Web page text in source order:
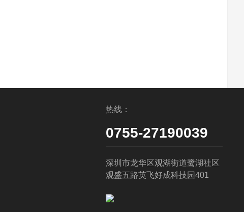
热线：
0755-27190039
深圳市龙华区观湖街道鹭湖社区
观盛五路英飞好成科技园401